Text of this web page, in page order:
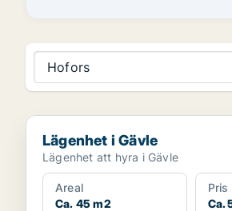
Hofors
Lägenhet i Gävle
Lägenhet i Gävle
Lägenhet att hyra i Gävle
Areal
Ca. 45 m2
Pris
Ca.